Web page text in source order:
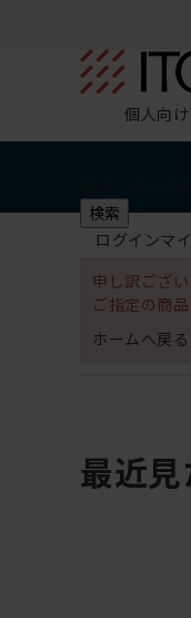
個人向
検索
ログインマ
申し訳ござい
ご指定の商
ホームへ戻る
最近